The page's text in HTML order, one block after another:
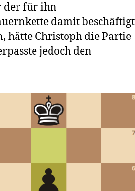
der für ihn
damit beschäftigt
hätte Christoph die Partie
jedoch den